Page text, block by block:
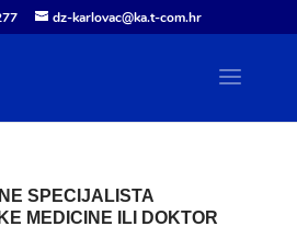
dz-karlovac@ka.t-com.hr
SPECIJALISTA
MEDICINE ILI DOKTOR